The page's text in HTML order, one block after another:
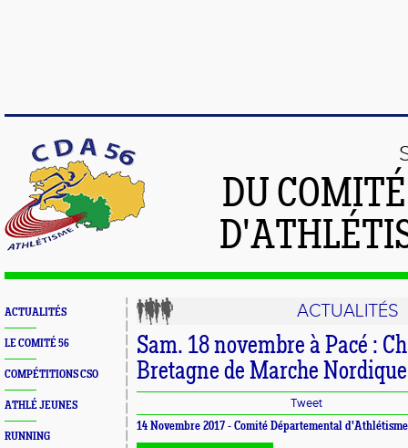
DU
ACTUALITÉS
LE COMITÉ 56
COMPÉTITIONS CSO
ATHLÉ JEUNES
RUNNING
ACTUALITÉS
Sam. 18 novembre à Pacé :
Bretagne de Marche Nordique
Tweet
14 Novembre 2017 - Comité Départemental